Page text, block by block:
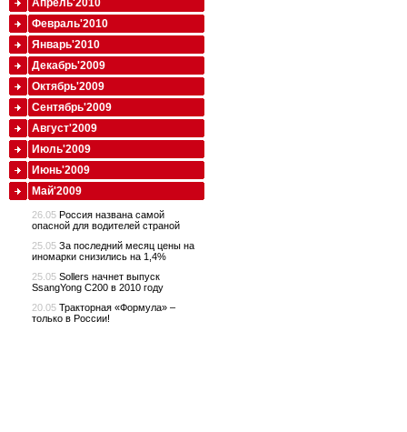
Апрель'2010
Февраль'2010
Январь'2010
Декабрь'2009
Октябрь'2009
Сентябрь'2009
Август'2009
Июль'2009
Июнь'2009
Май'2009
26.05 Россия названа самой
опасной для водителей страной
25.05 За последний месяц цены на
иномарки снизились на 1,4%
25.05 Sollers начнет выпуск
SsangYong C200 в 2010 году
20.05 Тракторная «Формула» –
только в России!